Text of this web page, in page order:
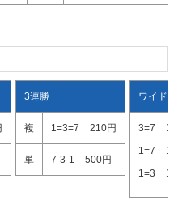
3連勝
複 1=3=7 210円
単 7-3-1 500円
ワイド
3=7
1=7
1=3